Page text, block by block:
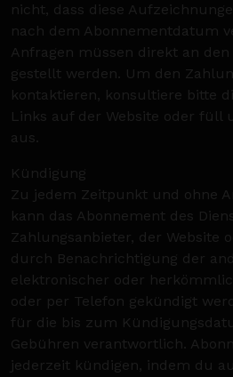
nicht, dass diese
nach dem Abonnementdatum
Anfragen müssen direkt an
gestellt werden. Um den
kontaktieren, konsultiere bitte
Links auf der Website oder füll
aus.
Kündigung
Zu jedem Zeitpunkt und ohne
kann das Abonnement des
Zahlungsanbieter, der Website
durch Benachrichtigung der
elektronischer oder
oder per Telefon gekündigt
für die bis zum
Gebühren verantwortlich.
jederzeit kündigen, indem du